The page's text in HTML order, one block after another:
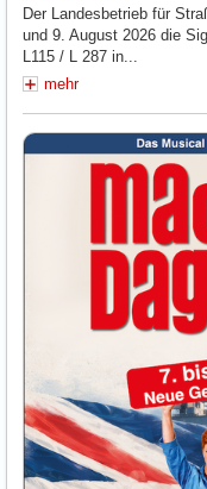
Der Landesbetrieb für
und 9. August 2026 die
L115 / L 287 in...
mehr